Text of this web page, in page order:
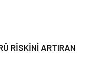
RİSKİNİ ARTIRAN